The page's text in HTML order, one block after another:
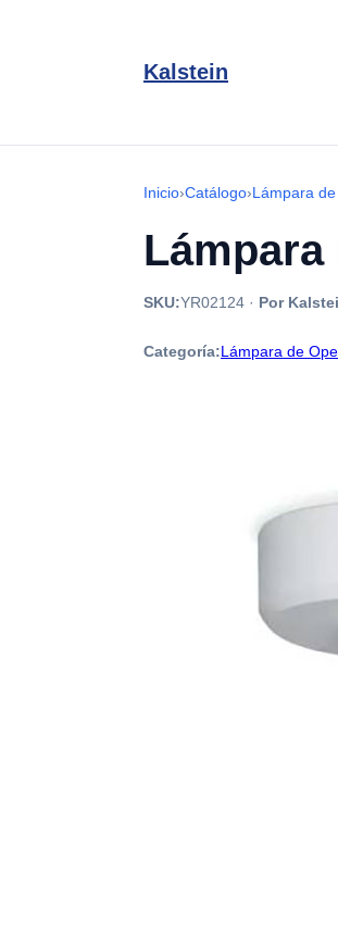
Kalstein
Inicio›Catálogo›Lámpara
Lámpara
SKU:YR02124 · Por
Categoría:Lámpara de